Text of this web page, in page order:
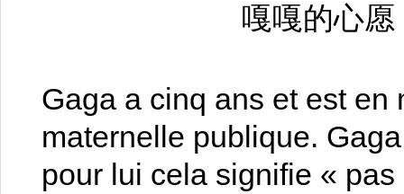
嘎嘎的心
Gaga a cinq ans et est
maternelle publique.
pour lui cela signifie «